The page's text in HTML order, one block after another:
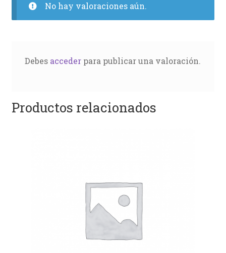
No hay valoraciones aún.
Debes accederpara publicar una valoración.
Productos relacionados